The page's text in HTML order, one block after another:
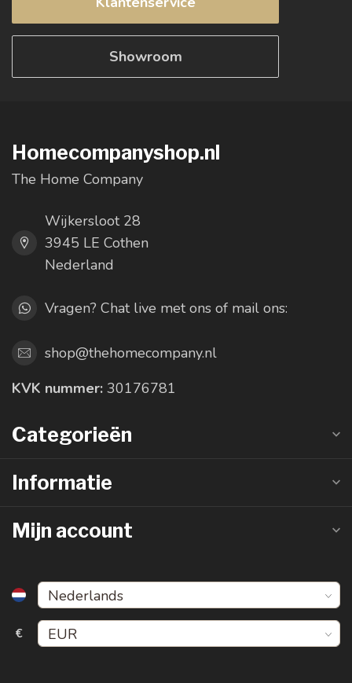
Showroom
Homecompanyshop.nl
The Home Company
Wijkersloot 28
3945 LE Cothen
Nederland
Vragen? Chat live met ons of mail ons:
shop@thehomecompany.nl
KVK nummer: 30176781
Categorieën
Informatie
Mijn account
€